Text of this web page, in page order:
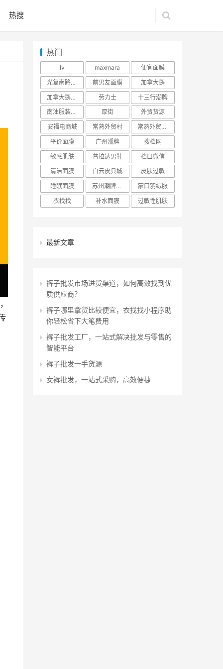
热搜
热门
lv maxmara
便宜面膜
光复南路潮牌
前男友面膜
加拿大鹅
加拿大鹅羽绒服
劳力士
十三行潮牌
南油服装批发市场
厚街
外贸货源
安福电商城
常熟外贸村
常熟外贸村货源
平价面膜
广州潮牌
搜档网
敏感肌肤
普拉达男鞋
档口微信
清洁面膜
白云皮具城
皮肤过敏
睡眠面膜
苏州潮牌货源
蒙口羽绒服
衣找找
补水面膜 过敏性肌肤
最新文章
裤子批发市场进货渠道，如何高效找到优
质供应商？
裤子哪里拿货比较便宜，衣找找小程序助
你轻松省下大笔费用
裤子批发工厂，一站式解决批发与零售的
智能平台
裤子批发一手货源
女裤批发，一站式采购，高效便捷